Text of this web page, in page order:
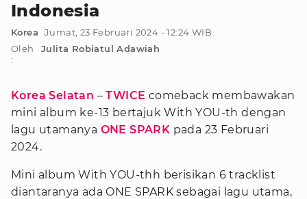
Indonesia
Korea
Jumat, 23 Februari 2024 - 12:24 WIB
Oleh
:
Julita Robiatul Adawiah
Korea Selatan –TWICE comeback membawakan
mini album ke-13 bertajuk With YOU-th dengan
lagu utamanya ONE SPARK pada 23 Februari
2024.
Mini album With YOU-thh berisikan 6 tracklist
diantaranya ada ONE SPARK sebagai lagu utama,